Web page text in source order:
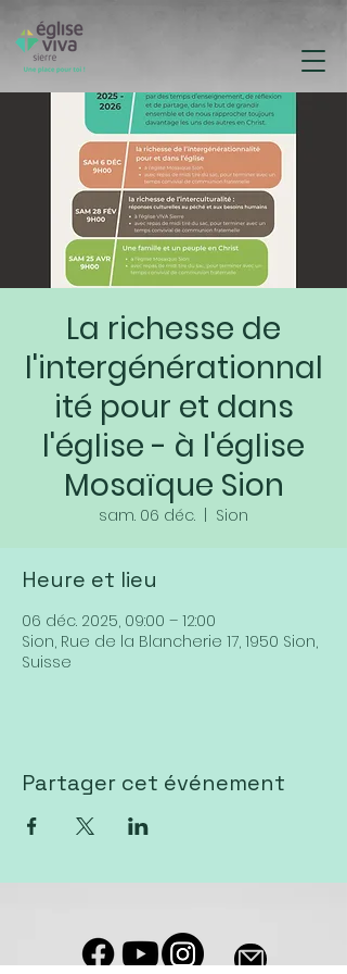
La richesse de
l'intergénérationnal
ité pour et dans
l'église - à l'église
Mosaïque Sion
sam. 06 déc. Sion
Heure et lieu
06 déc. 2025, 09:00 – 12:00
Sion, Rue de la Blancherie 17, 1950 Sion,
Suisse
Partager cet événement